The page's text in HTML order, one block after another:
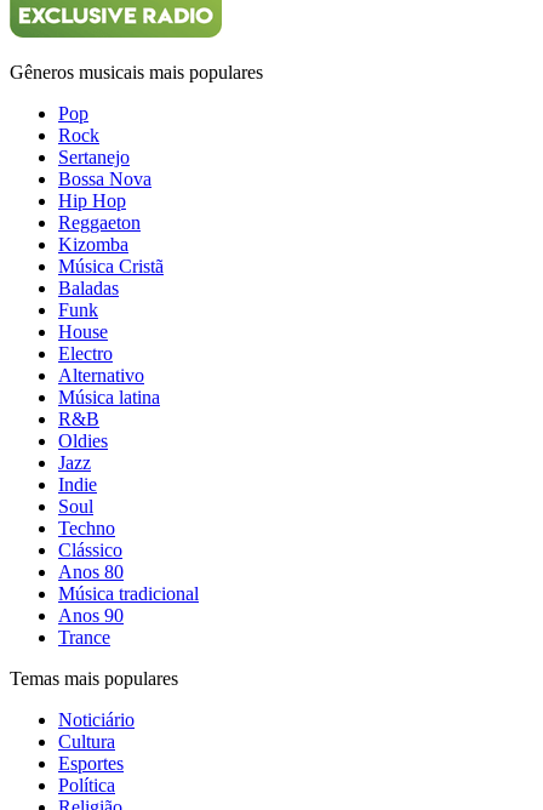
Gêneros musicais mais populares
Pop
Rock
Sertanejo
Bossa Nova
Hip Hop
Reggaeton
Kizomba
Música Cristã
Baladas
Funk
House
Electro
Alternativo
Música latina
R&B
Oldies
Jazz
Indie
Soul
Techno
Clássico
Anos 80
Música tradicional
Anos 90
Trance
Temas mais populares
Noticiário
Cultura
Esportes
Política